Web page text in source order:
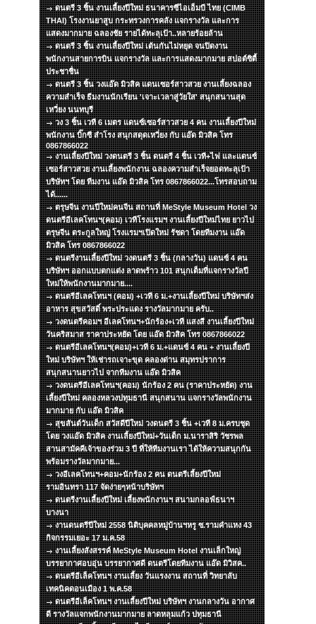
ดนตรี 3 ชิ้น งานเลี้ยงปีใหม่ ธนาคารซีไอเอ็มบี ไทย (CIMB
THAI) โรงงานยาสูบ กระทรวงการคลัง แจกรางวัล และการ
แสดงมากมาย ฉลองชัย รายได้ทะลุเป้า..หลายร้อยล้าน
ดนตรี 3 ชิ้น งานเลี้ยงปีใหม่ เต้นกันไม่หยุด จนปิดงาน
พนักงานสายการบิน แจกรางวัล และการแสดงมากมาย สปอต์ซิตื้
ประชาชื่น
ดนตรี 3 ชิ้น วงแอ๊ด มิวสิค แดนเซอร์สาวสวย งานเลี้ยงฉลอง
ความสำเร็จ ธีมงานนักเรียน 'เจาะเวลาสู่วัยใส' สนุกสนานสุด
เหวี่ยง นนทบุรี
วง 3 ชิ้น เวที 6 เมตร แดนซ์เซอร์สาวสวย 4 คน งานเลี้ยงปีใหม่
พนักงาน บิ๊กซี สำโรง สนุกสดุดเหวี่ยง กับ แอ๊ด มิวสิค โทร
0867866022
งานเลี้ยงปีใหม่ วงดนตรี 3 ชิ้น ดนตรี 4 ชิ้น เวที+ไฟ และแดนซ์
เซอร์สาวสวย งานเลี้ยงพนักงาน ฉลองความสำเร็จยอดทะลุเป้า
บริษัทฯ โดย ทีมงาน แอ๊ด มิวสิค โทร 0867866022...โทรสอบถาม
ได้......
ตรุษจีน งานปีใหม่คนจีน สถานที่ MeStyle Museum Hotel วง
ดนตรีอีเลคโทนฯ(คอม) เวทีโรงแรมฯ งานเลี้ยงปีใหม่ไทย ยาวไป
ตรุษจีน ตระกูลใหญ่ โรงแรมฯเปิดใหม่ รัชดา โดยทีมงาน แอ๊ด
มิวสิค โทร 0867866022
ดนตรีงานเลี้ยงปีใหม่ วงดนตรี 3 ชิ้น (กลางวัน) แดนซ์ 4 คน
บริษัทฯ ออกแบบตกแต่ง ลาดพร้าว 101 สนุกเต็มที่แจกรางวัลปี
ใหม่ให้พนักงานมากมาย....
ดนตรีอีเลคโทนฯ (คอม) +เวที 6 ม.+งานเลี้ยงปีใหม่ บริษัทฯส่ง
อาหาร สุขสวัสดิ์ พระประแดง รางวัลมากมาย ครับ..
วงดนตรีคอมฯ อีเลคโทนฯ+นักร้อง+เวที แสงสี งานเลี้ยงปีใหม่
วันคริสมาส ราคาประหยัด โดย แอ๊ด มิวสิค โทร 0867866022
ดนตรีอีเลคโทนฯ(คอม)+เวที 6 ม.+แดนซ์ 4 คน + งานเลี้ยงปี
ใหม่ บริษัทฯ ให้เช่ารถเจาะขุด คลองด่าน สมุทรปราการ
สนุกสนานยาวไป จากทีมงาน แอ๊ด มิวสิค
วงดนตรีอีเลคโทนฯ(คอม) นักร้อง 2 คน (ราคาประหยัด) งาน
เลี้ยงปีใหม่ คลองหลวงปทุมธานี สนุกสนาน แจกรางวัลพนักงาน
มากมาย กับ แอ๊ด มิวสิค
สุขสันต์วันเด็ก สวัสดีปีใหม่ วงดนตรี 3 ชิ้น +เวที 8 ม.ครบชุด
โดย วงแอ๊ด มิวสิค งานเลี้ยงปีใหม่+วันเด็ก ม.นาราสิริ วัชรพล
สานสามัคคีเจ้าของร่วม 3 ปี ที่ให้ทีมงานเรา ได้ให้ความสนุกกัน
พร้อมรางวัลมากมาย...
วงอีเลคโทนฯ+คอม+นักร้อง 2 คน ดนตรีเลี้ยงปีใหม่
รามอินทรา 117 จัดง่ายๆหน้าบริษัทฯ
ดนตรีงานเลี้ยงปีใหม่ เลี้ยงพนักงานฯ สนามกลอฟ์ธนาฯ
บางนา
งานดนตรีปีใหม่ 2558 นิติบุคคลหมู่บ้านฯหรู ซ.รามคำแหง 43
กิจกรรมเยอะ 17 ม.ค.58
งานเลี้ยงสังสรรค์ MeStyle Museum Hotel งานเล็กใหญ่
บรรยากาศอบอุ่น บรรยากาศดี ดนตรีโดยทีมงาน แอ๊ด มิวิสค..
ดนตรีอีเล็คโทนฯ งานเลี้ยง วันแรงงาน สถานที่ วิทยาลับ
เทคนิคดอนเมือง 1 พ.ค.58
ดนตรีอีเล็คโทนฯ งานเลี้ยงปีใหม่ บริษัทฯ งานกลางวัน อากาศ
ดี รางวัลแจกพนักงานมากมาย ลาดหลุมแก้ว ปทุมธานี